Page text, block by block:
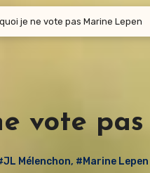
je ne vote pas Marine Lepen
vote
Mélenchon, #Marine Lepen